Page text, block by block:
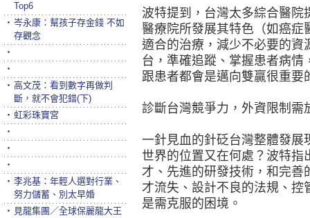
波特提到，台灣太多綜合醫
醫療院所發展其特色（如癌症
適合的治療，減少不必要的資
台，準確追蹤、掌握患者病
跟患者都會是邁向雙贏很重要
診斷台灣競爭力，外資限制需
一針見血的針砭台灣整體發展
世界的位置又在何處？波特
才、先進的研發技術，和完善
才流失、設計不良的法規、控
是需克服的困境。
Top6
‧ 岑永康：幫孩子存金錢 不如
存觀念
‧
‧
‧ 高文茂：看到數字再做判
斷，就不會犯錯(下)
‧ 虹彩珠寶宮
‧
‧
‧
‧ 李兆基：年輕人選對行業、
努力儲蓄、別太早婚
‧ 見龍集團／全球保麗龍大王